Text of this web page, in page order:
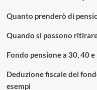
Quanto prenderò di
Quando si possono
Fondo pensione a 30, 40
Deduzione fiscale del
esempi